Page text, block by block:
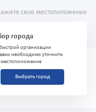
свое местоположение
города
организации
необходимо уточнить
местоположение
Выбрать город